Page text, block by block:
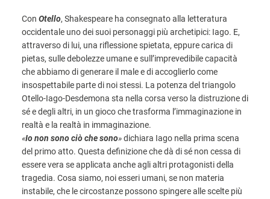
Con Otello, Shakespeare ha consegnato alla letteratura
occidentale uno dei suoi personaggi più archetipici: Iago. E,
attraverso di lui, una riflessione spietata, eppure carica di
pietas, sulle debolezze umane e sull’imprevedibile capacità
che abbiamo di generare il male e di accoglierlo come
insospettabile parte di noi stessi. La potenza del triangolo
Otello-Iago-Desdemona sta nella corsa verso la distruzione di
sé e degli altri, in un gioco che trasforma l’immaginazione in
realtà e la realtà in immaginazione.
«Io non sono ciò che sono»dichiara Iago nella prima scena
del primo atto. Questa definizione che dà di sé non cessa di
essere vera se applicata anche agli altri protagonisti della
tragedia. Cosa siamo, noi esseri umani, se non materia
instabile, che le circostanze possono spingere alle scelte più